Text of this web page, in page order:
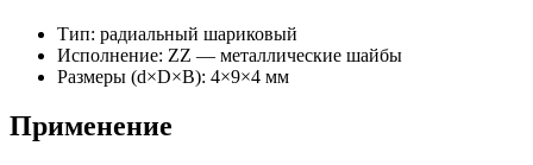
Тип: радиальный шариковый
Исполнение: ZZ — металлические шайбы
Размеры (d×D×B): 4×9×4 мм
Применение